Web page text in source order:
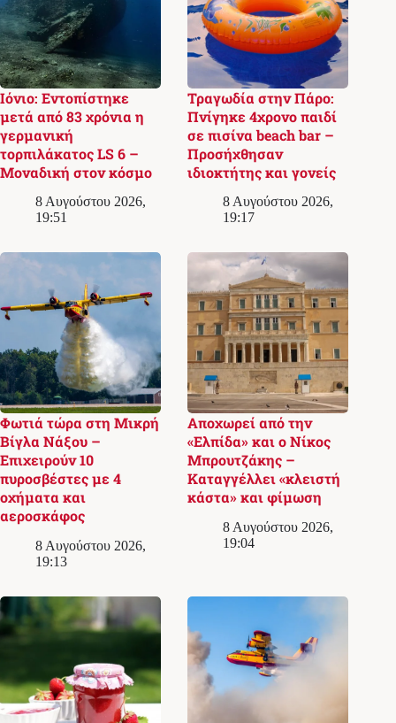
Ιόνιο: Εντοπίστηκε
μετά από 83 χρόνια η
γερμανική
τορπιλάκατος LS 6 –
Μοναδική στον κόσμο
8 Αυγούστου 2026,
19:51
Τραγωδία στην Πάρο:
Πνίγηκε 4χρονο παιδί
σε πισίνα beach bar –
Προσήχθησαν
ιδιοκτήτης και γονείς
8 Αυγούστου 2026,
19:17
Φωτιά τώρα στη Μικρή
Βίγλα Νάξου –
Επιχειρούν 10
πυροσβέστες με 4
οχήματα και
αεροσκάφος
8 Αυγούστου 2026,
19:13
Αποχωρεί από την
«Ελπίδα» και ο Νίκος
Μπρουτζάκης –
Καταγγέλλει «κλειστή
κάστα» και φίμωση
8 Αυγούστου 2026,
19:04